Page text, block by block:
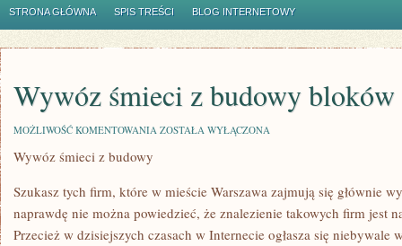
STRONA GŁÓWNA SPIS TREŚCI BLOG INTERNETOWY
Wywóz śmieci z budowy bloków
MOŻLIWOŚĆ KOMENTOWANIA WYWÓZ
ZOSTAŁA WYŁĄCZONA
Wywóz śmieci z budowy
Szukasz tych firm, które w mieście Warszawa zajmują się głównie
naprawdę nie można powiedzieć, że znalezienie takowych firm jest
Przecież w dzisiejszych czasach w Internecie ogłasza się niebywale